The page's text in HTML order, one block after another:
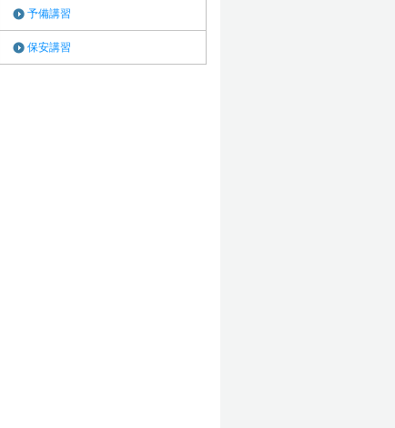
予備講習
保安講習